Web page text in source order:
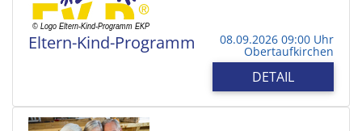
Eltern-Kind-Programm 08.09.2026 09:00 Uhr
Obertaufkirchen
DETAIL